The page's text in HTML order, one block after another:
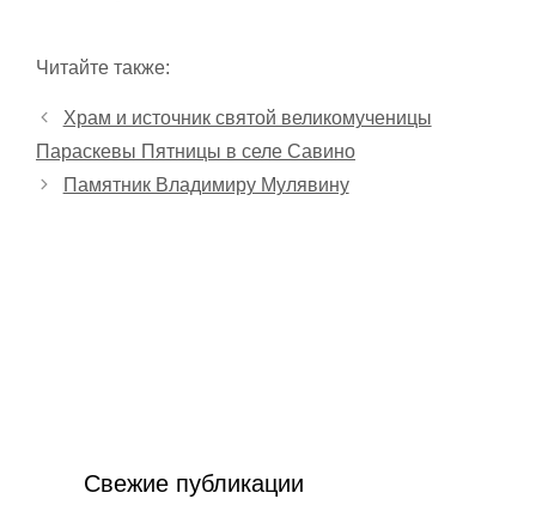
Читайте также:
Храм и источник святой великомученицы
Параскевы Пятницы в селе Савино
Памятник Владимиру Мулявину
Свежие публикации